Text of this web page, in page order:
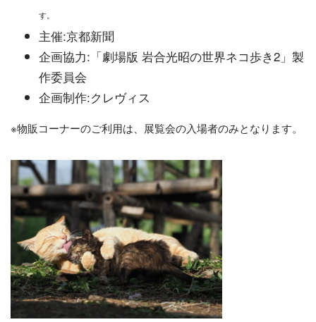
す。
主催:京都新聞
企画協力:「劇場版 岩合光昭の世界ネコ歩き2」製
作委員会
企画制作:クレヴィス
※物販コーナーのご利用は、展覧会の入場者のみとなります。